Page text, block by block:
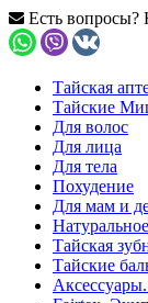
Есть
Тайская
Тайские
Для волос
Для лица
Для тела
Похудение
Для мам и
Тайская
Тайские